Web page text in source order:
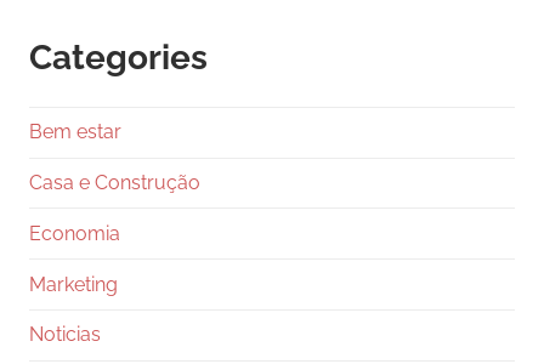
Categories
Bem estar
Casa e Construção
Economia
Marketing
Noticias